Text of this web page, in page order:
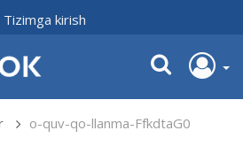
Tizimga kirish
o-quv-qo-llanma-FfkdtaG0